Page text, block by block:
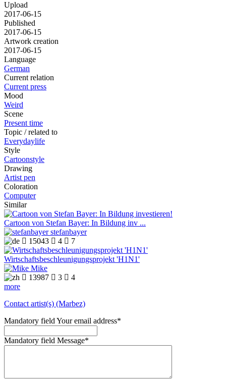
Upload
2017-06-15
Published
2017-06-15
Artwork creation
2017-06-15
Language
German
Current relation
Current press
Mood
Weird
Scene
Present time
Topic / related to
Everydaylife
Style
Cartoonstyle
Drawing
Artist pen
Coloration
Computer
Similar
Cartoon von Stefan Bayer: In Bildung inv ...
stefanbayer
 15043  4  7
Wirtschaftsbeschleunigungsprojekt 'H1N1'
Mike
 13987  3  4
more
Contact artist(s) (Marbez)
Mandatory field Your email address*
Mandatory field Message*